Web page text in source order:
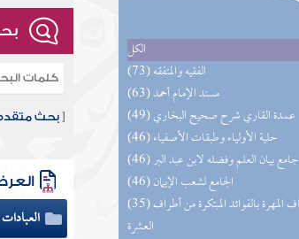
الكل
(73) الفقيه والمتفقه
(63) مسند الإمام أحمد
(49) عمدة القاري شرح صحيح البخاري
(46) حلية الأولياء وطبقات الأصفياء
(46) جامع بيان العلم وفضله لابن عبد البر
(46) الجامع لشعب الإيمان
(35) إتحاف المهرة بالفوائد المبتكرة من أطراف
العشرة
[بحث
العبادات